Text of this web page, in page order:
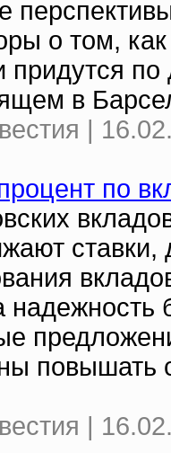
о том,
придутся
в
|
по
надежность
повышать
|